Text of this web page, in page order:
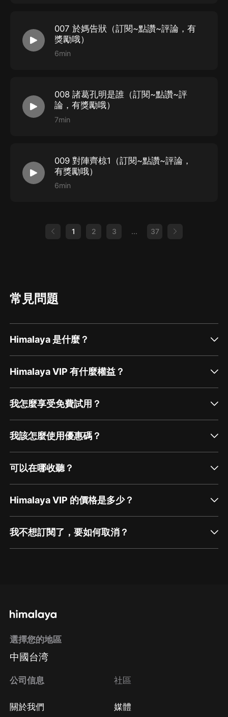
007 於媽告狀（訂閱~點讚~評論，有
獎勵哦）
6min
008 諸葛孔明是誰（訂閱~點讚~評
論，有獎勵哦）
7min
009 對陣齊椋1（訂閱~點讚~評論，
有獎勵哦）
6min
1 2 3 ... 37
常見問題
Himalaya 是什麼？
Himalaya VIP 有什麼權益？
我怎麼享受免費試用？
我該怎麼使用優惠碼？
可以在哪收聽？
Himalaya VIP 的價格是多少？
我不想訂閱了，要如何取消？
方法 Google Play取消訂閱方法
選擇您的地區
中國台湾
公司信息
關於我們
社區
媒體